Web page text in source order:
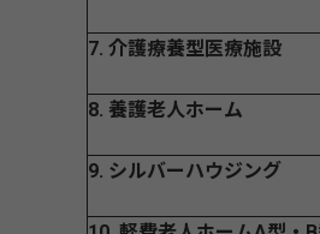
7. 介護療養型医療施設
8. 養護老人ホーム
9. シルバーハウジング